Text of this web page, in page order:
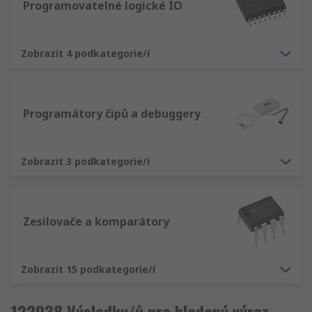
Programovatelné logické IO
Zobrazit 4 podkategorie/í
Programátory čipů a debuggery
Zobrazit 3 podkategorie/í
Zesilovače a komparátory
Zobrazit 15 podkategorie/í